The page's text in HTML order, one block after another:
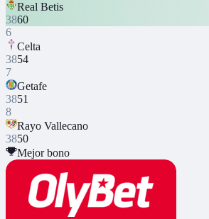
Real Betis
3860
6
Celta
3854
7
Getafe
3851
8
Rayo Vallecano
3850
Mejor bono